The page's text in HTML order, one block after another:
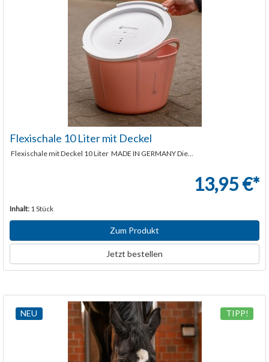
Flexischale 10 Liter mit Deckel
Flexischale mit Deckel 10 Liter MADE IN GERMANY Die...
13,95 €*
Inhalt: 1 Stück
Zum Produkt
Jetzt bestellen
NEU TIPP!